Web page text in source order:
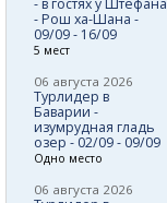
- Рош ха-Шана -
09/09 - 16/09
5 мест
06 августа 2026
Турлидер в
Баварии -
изумрудная гладь
озер - 02/09 - 09/09
Одно место
06 августа 2026